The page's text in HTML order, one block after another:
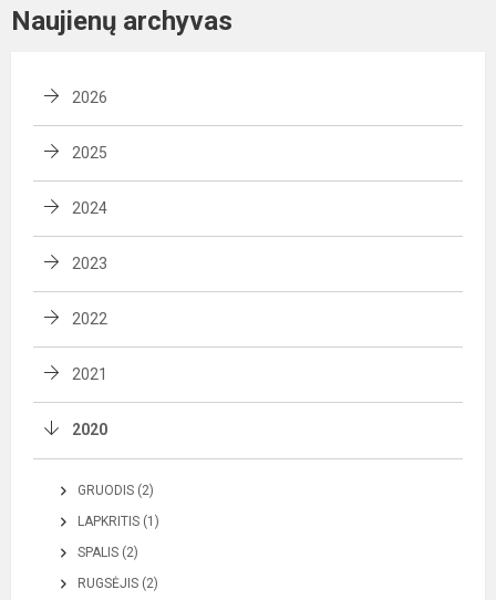
Naujienų archyvas
2026
2025
2024
2023
2022
2021
2020
GRUODIS (2)
LAPKRITIS (1)
SPALIS (2)
RUGSĖJIS (2)